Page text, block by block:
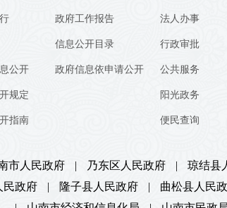
公开
规定
指南
政府工作报告
信息公开目录
政府信息依申请公开
法人办事
行政审批
公共服务
阳光政务
便民查询
市人民政府 | 乃东区人民政府 | 琼结县
民政府
| 隆子县人民政府 | 曲松县人民